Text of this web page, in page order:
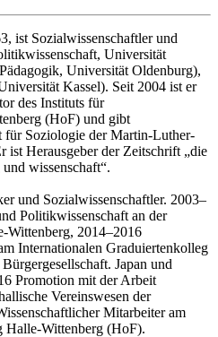
ist Sozialwissenschaftler und
Universität
Universität Oldenburg),
Kassel). Seit 2004 ist er
des Instituts für
(HoF) und gibt
für Soziologie der Martin-Luther-
ist Herausgeber der Zeitschrift „die
wissenschaft“.
und Sozialwissenschaftler. 2003–
Politikwissenschaft an der
2014–2016
Internationalen Graduiertenkolleg
Japan und
Promotion mit der Arbeit
Vereinswesen der
Mitarbeiter am
Halle-Wittenberg (HoF).